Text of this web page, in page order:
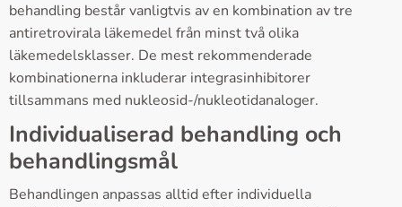
behandling består vanligtvis av en kombination av tre
antiretrovirala läkemedel från minst två olika
läkemedelsklasser. De mest rekommenderade
kombinationerna inkluderar integrasinhibitorer
tillsammans med nukleosid-/nukleotidanaloger.
Individualiserad behandling och
behandlingsmål
Behandlingen anpassas alltid efter individuella